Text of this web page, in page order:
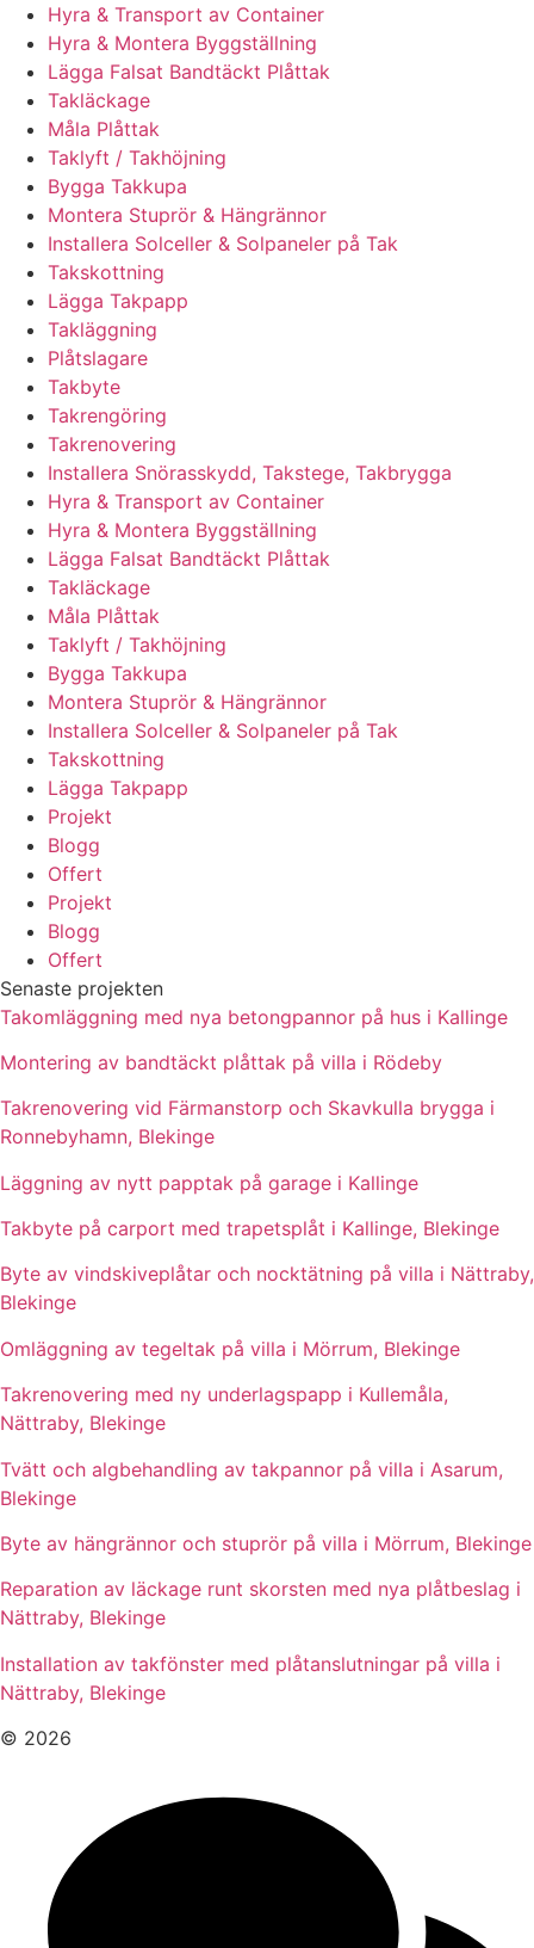
Hyra & Transport av Container
Hyra & Montera Byggställning
Lägga Falsat Bandtäckt Plåttak
Takläckage
Måla Plåttak
Taklyft / Takhöjning
Bygga Takkupa
Montera Stuprör & Hängrännor
Installera Solceller & Solpaneler på Tak
Takskottning
Lägga Takpapp
Takläggning
Plåtslagare
Takbyte
Takrengöring
Takrenovering
Installera Snörasskydd, Takstege, Takbrygga
Hyra & Transport av Container
Hyra & Montera Byggställning
Lägga Falsat Bandtäckt Plåttak
Takläckage
Måla Plåttak
Taklyft / Takhöjning
Bygga Takkupa
Montera Stuprör & Hängrännor
Installera Solceller & Solpaneler på Tak
Takskottning
Lägga Takpapp
Projekt
Blogg
Offert
Projekt
Blogg
Offert
Senaste projekten
Takomläggning med nya betongpannor på hus i Kallinge
Montering av bandtäckt plåttak på villa i Rödeby
Takrenovering vid Färmanstorp och Skavkulla brygga i
Ronnebyhamn, Blekinge
Läggning av nytt papptak på garage i Kallinge
Takbyte på carport med trapetsplåt i Kallinge, Blekinge
Byte av vindskiveplåtar och nocktätning på villa i Nättraby,
Blekinge
Omläggning av tegeltak på villa i Mörrum, Blekinge
Takrenovering med ny underlagspapp i Kullemåla,
Nättraby, Blekinge
Tvätt och algbehandling av takpannor på villa i Asarum,
Blekinge
Byte av hängrännor och stuprör på villa i Mörrum, Blekinge
Reparation av läckage runt skorsten med nya plåtbeslag i
Nättraby, Blekinge
Installation av takfönster med plåtanslutningar på villa i
Nättraby, Blekinge
© 2026